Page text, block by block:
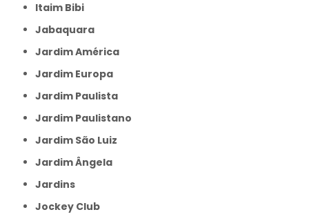
Itaim Bibi
Jabaquara
Jardim América
Jardim Europa
Jardim Paulista
Jardim Paulistano
Jardim São Luiz
Jardim Ângela
Jardins
Jockey Club